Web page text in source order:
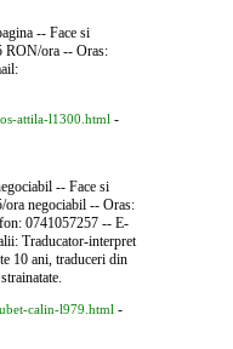
-- Face si
RON/ora -- Oras:
attila-l1300.html-
-- Face si
negociabil -- Oras:
0741057257 -- E-
Traducator-interpret
10 ani, traduceri din
calin-l979.html-